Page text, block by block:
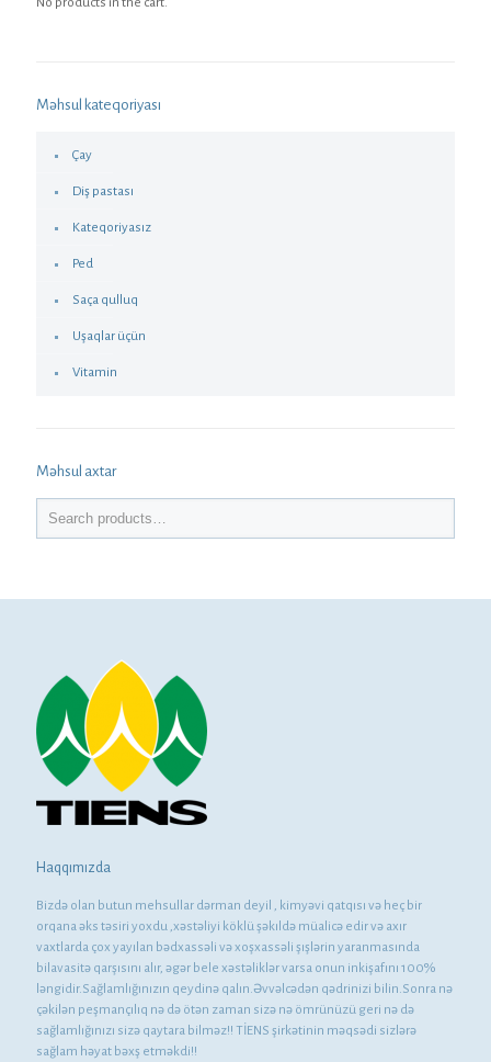
Məhsul kateqoriyası
Çay
Diş pastası
Kateqoriyasız
Ped
Saça qulluq
Uşaqlar üçün
Vitamin
Məhsul axtar
Haqqımızda
Bizdə olan butun mehsullar dərman deyil , kimyəvi qatqısı və heç bir
orqana əks təsiri yoxdu ,xəstəliyi köklü şəkıldə müalicə edir və axır
vaxtlarda çox yayılan bədxassəli və xoşxassəli şışlərin yaranmasında
bilavasitə qarşısını alır, əgər bele xəstəliklər varsa onun inkişafını 100%
ləngidir.Sağlamlığınızın qeydinə qalın.Əvvəlcədən qədrinizi bilin.Sonra nə
çəkilən peşmançılıq nə də ötən zaman sizə nə ömrünüzü geri nə də
sağlamlığınızı sizə qaytara bilməz!! TİENS şirkətinin məqsədi sizlərə
sağlam həyat bəxş etməkdi!!